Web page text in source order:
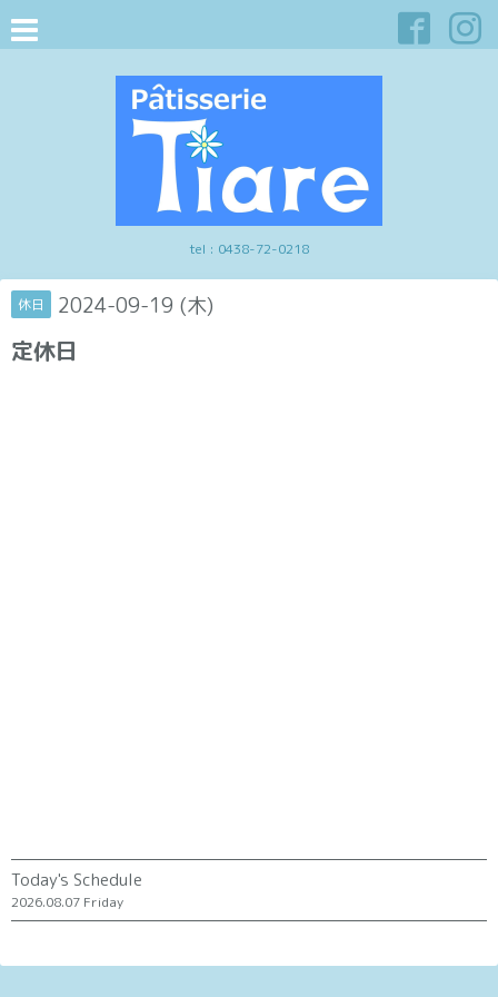
tel : 0438-72-0218
休日 2024-09-19 (木)
定休日
Today's Schedule
2026.08.07 Friday